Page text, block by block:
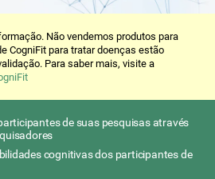
Não vendemos produtos para
CogniFit para tratar doenças estão
Para saber mais, visite a
de suas pesquisas através
cognitivas dos participantes de